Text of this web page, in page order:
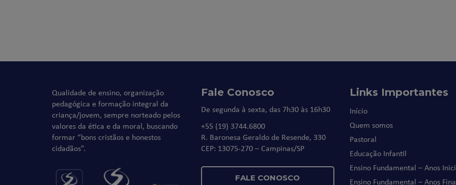
Qualidade de ensino, organização
pedagógica e formação integral da
criança/jovem, sempre norteado pelos
valores da ética e da moral, buscando
formar “bons cristãos e honestos
cidadãos”.
Fale Conosco
De segunda à sexta, das 7h30 às 16h30
+55 (19) 3744.6800
R. Baronesa Geraldo de Resende, 330
CEP: 13075-270 – Campinas/SP
FALE CONOSCO
Links Importantes
Início
Quem somos
Pastoral
Educação Infantil
Ensino Fundamental – Anos
Ensino Fundamental – Anos